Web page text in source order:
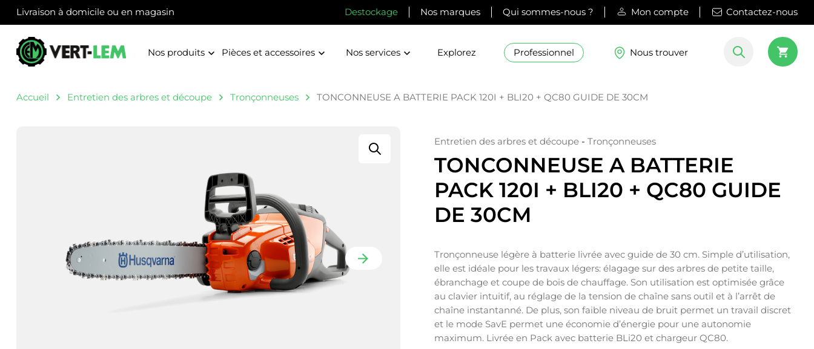
Livraison à domicile ou en magasin Destockage Nos marques Qui sommes-nous ? Mon compte Contactez-nous
Nos produits Pièces et accessoires Nos services Explorez Professionnel Nous trouver
Accueil Entretien des arbres et découpe Tronçonneuses TONCONNEUSE A BATTERIE PACK 120I + BLI20 + QC80 GUIDE DE 30CM
Entretien des arbres et découpe - Tronçonneuses
TONCONNEUSE A BATTERIE
PACK 120I + BLI20 + QC80 GUIDE
DE 30CM
Tronçonneuse légère à batterie livrée avec guide de 30 cm. Simple d’utilisation,
elle est idéale pour les travaux légers: élagage sur des arbres de petite taille,
ébranchage et coupe de bois de chauffage. Son utilisation est optimisée grâce
au clavier intuitif, au réglage de la tension de chaîne sans outil et à l’arrêt de
chaîne instantanné. De plus, son faible niveau de bruit permet un travail discret
et le mode SavE permet une économie d’énergie pour une autonomie
maximum. Livrée en Pack avec batterie BLi20 et chargeur QC80.